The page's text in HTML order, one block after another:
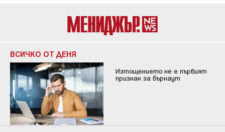
ВСИЧКО ОТ ДЕНЯ
Изтощението не е първият
признак за бърнаут